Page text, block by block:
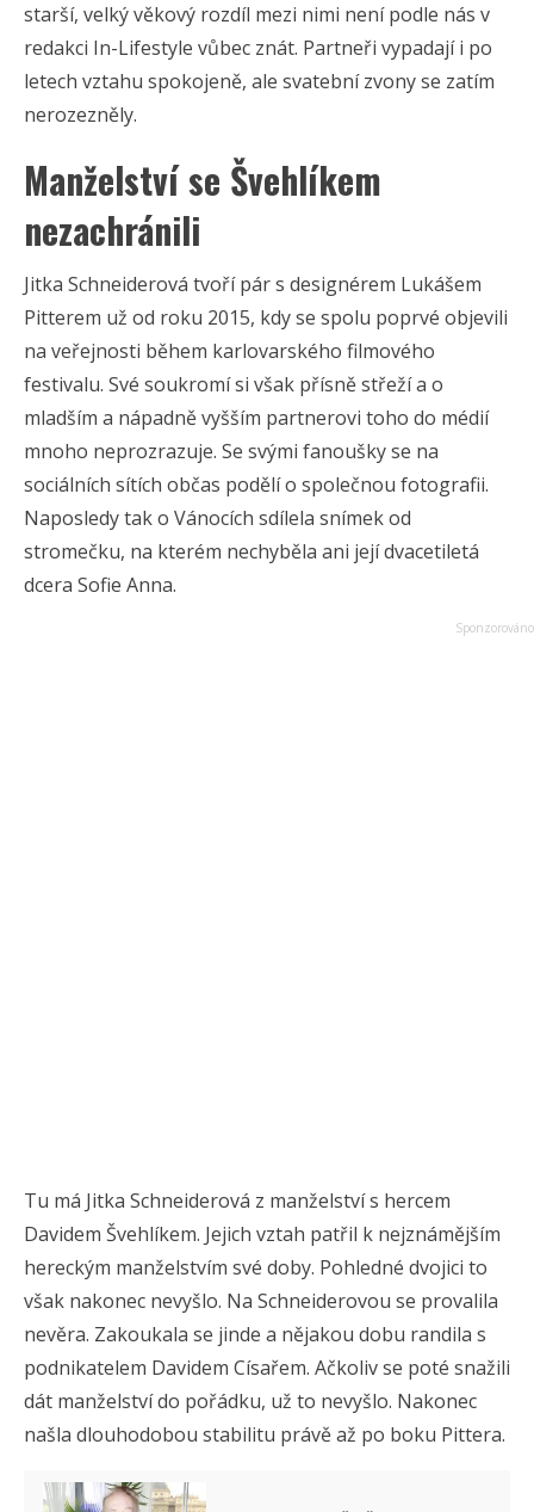
starší, velký věkový rozdíl mezi nimi není podle nás v
redakci In-Lifestyle vůbec znát. Partneři vypadají i po
letech vztahu spokojeně, ale svatební zvony se zatím
nerozezněly.
Manželství se Švehlíkem
nezachránili
Jitka Schneiderová tvoří pár s designérem Lukášem
Pitterem už od roku 2015, kdy se spolu poprvé objevili
na veřejnosti během karlovarského filmového
festivalu. Své soukromí si však přísně střeží a o
mladším a nápadně vyšším partnerovi toho do médií
mnoho neprozrazuje. Se svými fanoušky se na
sociálních sítích občas podělí o společnou fotografii.
Naposledy tak o Vánocích sdílela snímek od
stromečku, na kterém nechyběla ani její dvacetiletá
dcera Sofie Anna.
Tu má Jitka Schneiderová z manželství s hercem
Davidem Švehlíkem. Jejich vztah patřil k nejznámějším
hereckým manželstvím své doby. Pohledné dvojici to
však nakonec nevyšlo. Na Schneiderovou se provalila
nevěra. Zakoukala se jinde a nějakou dobu randila s
podnikatelem Davidem Císařem. Ačkoliv se poté snažili
dát manželství do pořádku, už to nevyšlo. Nakonec
našla dlouhodobou stabilitu právě až po boku Pittera.